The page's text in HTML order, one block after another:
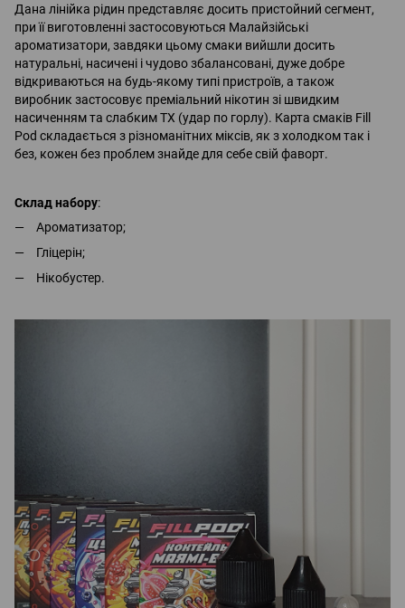
Дана лінійка рідин представляє досить пристойний сегмент,
при її виготовленні застосовуються Малайзійські
ароматизатори, завдяки цьому смаки вийшли досить
натуральні, насичені і чудово збалансовані, дуже добре
відкриваються на будь-якому типі пристроїв, а також
виробник застосовує преміальний нікотин зі швидким
насиченням та слабким ТХ (удар по горлу). Карта смаків Fill
Pod складається з різноманітних міксів, як з холодком так і
без, кожен без проблем знайде для себе свій фаворт.
Склад набору:
Ароматизатор;
Гліцерін;
Нікобустер.